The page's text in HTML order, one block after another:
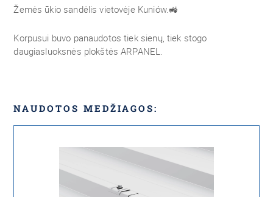
Žemės ūkio sandėlis vietovėje Kuniów.🚜
Korpusui buvo panaudotos tiek sienų, tiek stogo
daugiasluoksnės plokštės ARPANEL.
NAUDOTOS MEDŽIAGOS: